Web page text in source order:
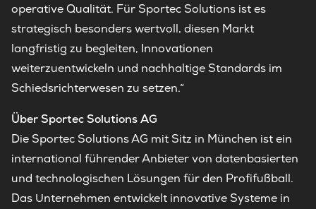
operative Qualität. Für Sportec Solutions ist es
strategisch besonders wertvoll, diesen Markt
langfristig zu begleiten, Innovationen
weiterzuentwickeln und nachhaltige Standards im
Schiedsrichterwesen zu setzen.“
Über Sportec Solutions AG
Die Sportec Solutions AG mit Sitz in München ist ein
international führender Anbieter von datenbasierten
und technologischen Lösungen für den Profifußball.
Das Unternehmen entwickelt innovative Systeme in